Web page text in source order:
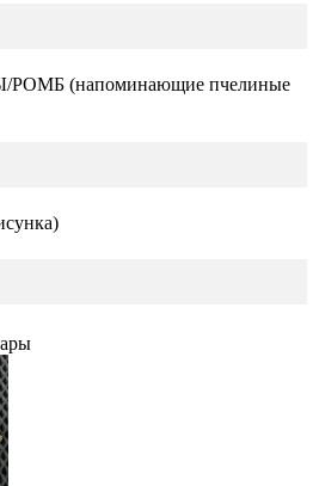
РОМБ (напоминающие пчелиные